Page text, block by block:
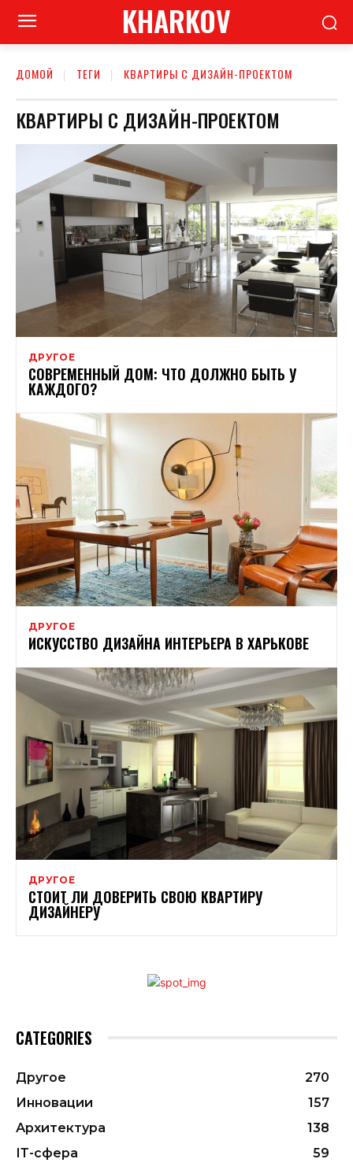
KHARKOV
ДОМОЙ ТЕГИ КВАРТИРЫ С ДИЗАЙН-ПРОЕКТОМ
КВАРТИРЫ С ДИЗАЙН-ПРОЕКТОМ
ДРУГОЕ
СОВРЕМЕННЫЙ ДОМ: ЧТО ДОЛЖНО БЫТЬ У
КАЖДОГО?
ДРУГОЕ
ИСКУССТВО ДИЗАЙНА ИНТЕРЬЕРА В ХАРЬКОВЕ
ДРУГОЕ
СТОИТ ЛИ ДОВЕРИТЬ СВОЮ КВАРТИРУ
ДИЗАЙНЕРУ
CATEGORIES
Другое
270
Инновации
157
Архитектура
138
ІТ-сфера
59